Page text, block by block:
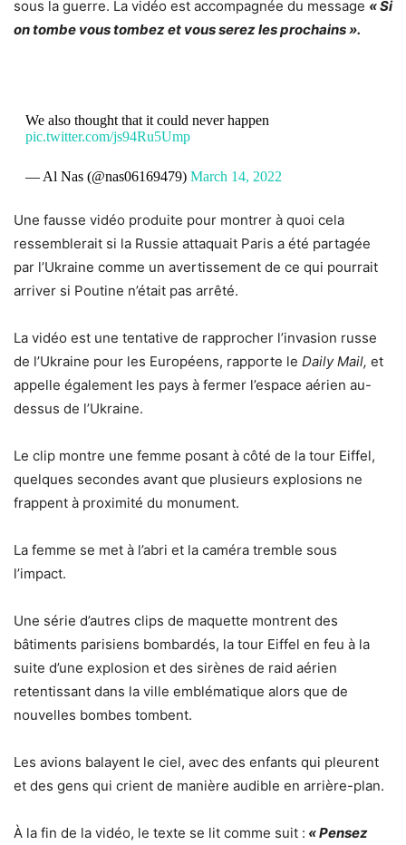
sous la guerre. La vidéo est accompagnée du message « Si
on tombe vous tombez et vous serez les prochains ».
We also thought that it could never happen
pic.twitter.com/js94Ru5Ump
— Al Nas (@nas06169479) March 14, 2022
Une fausse vidéo produite pour montrer à quoi cela
ressemblerait si la Russie attaquait Paris a été partagée
par l’Ukraine comme un avertissement de ce qui pourrait
arriver si Poutine n’était pas arrêté.
La vidéo est une tentative de rapprocher l’invasion russe
de l’Ukraine pour les Européens, rapporte le Daily Mail, et
appelle également les pays à fermer l’espace aérien au-
dessus de l’Ukraine.
Le clip montre une femme posant à côté de la tour Eiffel,
quelques secondes avant que plusieurs explosions ne
frappent à proximité du monument.
La femme se met à l’abri et la caméra tremble sous
l’impact.
Une série d’autres clips de maquette montrent des
bâtiments parisiens bombardés, la tour Eiffel en feu à la
suite d’une explosion et des sirènes de raid aérien
retentissant dans la ville emblématique alors que de
nouvelles bombes tombent.
Les avions balayent le ciel, avec des enfants qui pleurent
et des gens qui crient de manière audible en arrière-plan.
À la fin de la vidéo, le texte se lit comme suit : « Pensez